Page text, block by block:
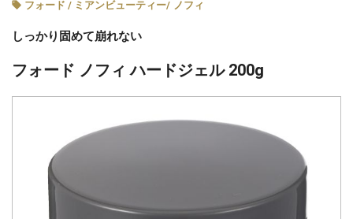
フォード / ミアンビューティー/ ノフィ
しっかり固めて崩れない
フォード ノフィ ハードジェル 200g